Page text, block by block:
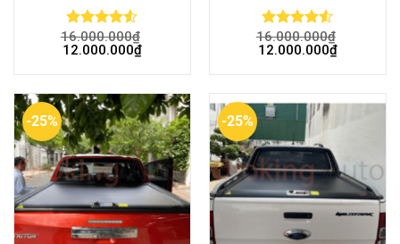
Rated
4.50out
16.000.000₫
12.000.000₫
Rated
4.50out
16.000.000₫
12.000.000₫
-25% -25%